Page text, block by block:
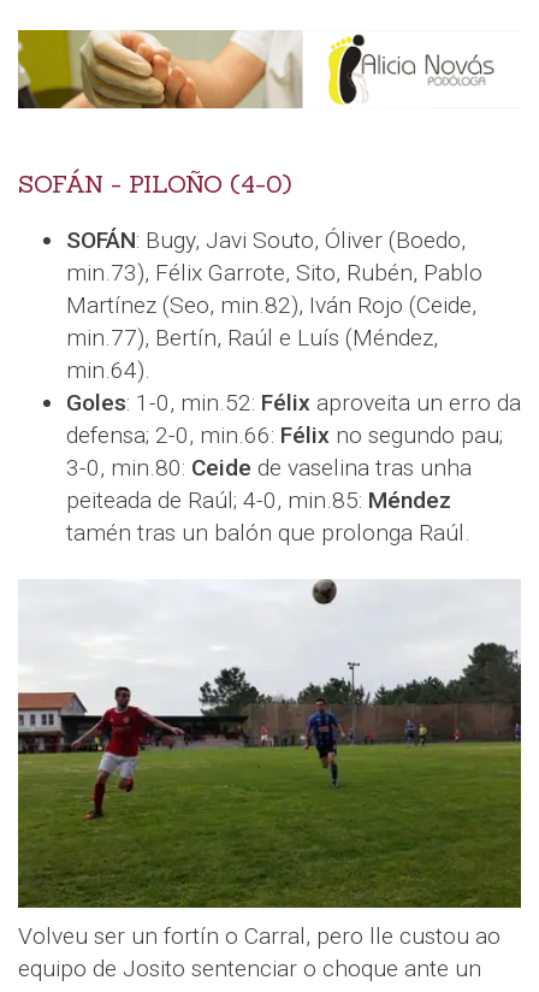
SOFÁN - PILOÑO (4-0)
SOFÁN: Bugy, Javi Souto, Óliver (Boedo,
min.73), Félix Garrote, Sito, Rubén, Pablo
Martínez (Seo, min.82), Iván Rojo (Ceide,
min.77), Bertín, Raúl e Luís (Méndez,
min.64).
Goles: 1-0, min.52: Félix aproveita un erro da
defensa; 2-0, min.66: Félix no segundo pau;
3-0, min.80: Ceide de vaselina tras unha
peiteada de Raúl; 4-0, min.85: Méndez
tamén tras un balón que prolonga Raúl.
Volveu ser un fortín o Carral, pero lle custou ao
equipo de Josito sentenciar o choque ante un